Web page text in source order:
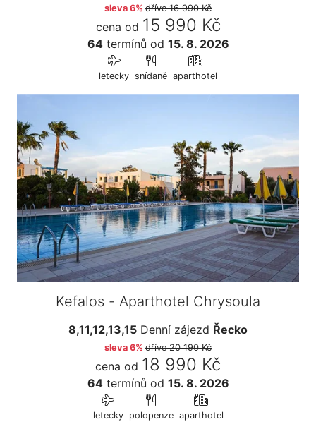
sleva 6% dříve16 990 Kč
cena od 15 990 Kč
64termínů od 15. 8. 2026
letecky snídaně aparthotel
Kefalos - Aparthotel Chrysoula
8,11,12,13,15 Denní zájezd Řecko
sleva 6% dříve20 190 Kč
cena od 18 990 Kč
64termínů od 15. 8. 2026
letecky polopenze aparthotel